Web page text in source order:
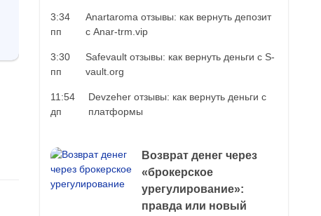
3:34
пп
Anartaroma отзывы: как вернуть депозит
с Anar-trm.vip
3:30
пп
Safevault отзывы: как вернуть деньги с S-
vault.org
11:54
дп
Devzeher отзывы: как вернуть деньги с
платформы
Возврат денег через
«брокерское
урегулирование»:
правда или новый